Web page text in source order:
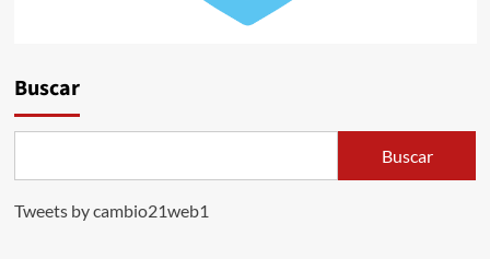
Buscar
Buscar
Tweets by cambio21web1